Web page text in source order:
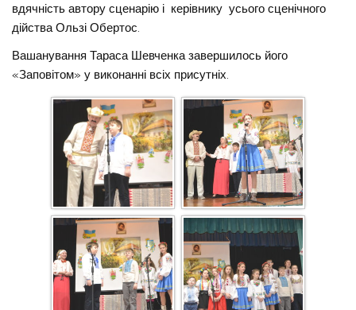
вдячність автору сценарію і керівнику усього сценічного
дійства Ользі Обертос.
Вашанування Тараса Шевченка завершилось його
«Заповітом» у виконанні всіх присутніх.